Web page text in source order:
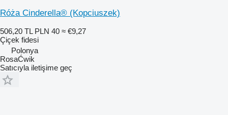
Róża Cinderella® (Kopciuszek)
506,20 TL PLN 40 ≈ €9,27
Çiçek fidesi
Polonya
RosaĆwik
Satıcıyla iletişime geç